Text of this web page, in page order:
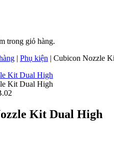
trong giỏ hàng.
| Phụ kiện | Cubicon Nozzle
Kit Dual High